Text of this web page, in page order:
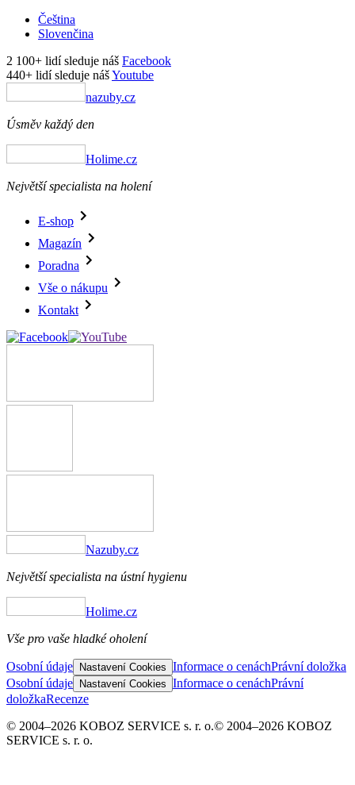
Čeština
Slovenčina
2 100+ lidí sleduje náš Facebook
440+ lidí sleduje nášYoutube
nazuby.cz
Úsměv každý den
Holime.cz
Největší specialista na holení
E-shop
Magazín
Poradna
Vše o nákupu
Kontakt
Nazuby.cz
Největší specialista na ústní hygienu
Holime.cz
Vše pro vaše hladké oholení
Osobní údaje Nastavení Cookies Informace o cenáchPrávní doložka
Osobní údaje Nastavení Cookies Informace o cenáchPrávní
doložkaRecenze
© 2004–2026 KOBOZ SERVICE s. r. o.© 2004–2026 KOBOZ
SERVICE s. r. o.